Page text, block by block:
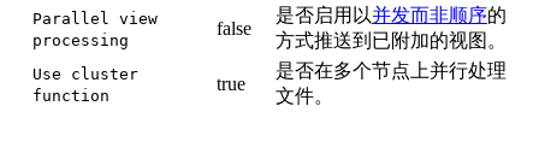
Parallel view
processing
false
是否启用以并发而非顺序的
方式推送到已附加的视图。
Use cluster
function
true
是否在多个节点上并行处理
文件。